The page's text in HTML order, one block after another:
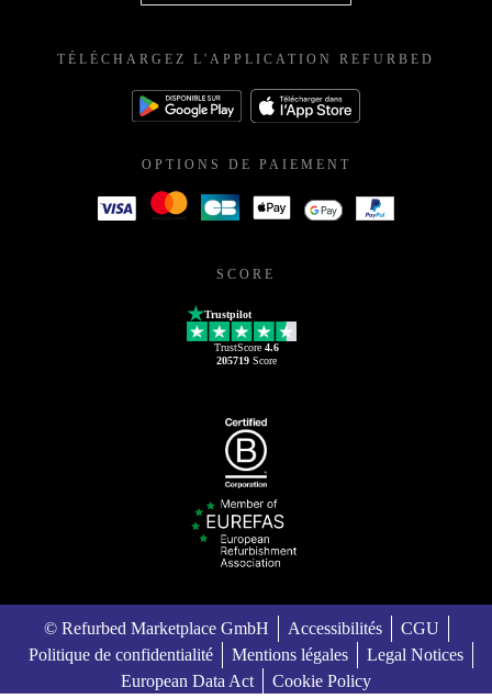
TÉLÉCHARGEZ L'APPLICATION REFURBED
OPTIONS DE PAIEMENT
SCORE
Trustpilot
TrustScore 4.6
205719Score
© Refurbed Marketplace GmbH Accessibilités
CGU
Politique de confidentialité
Mentions légales
Legal Notices
European Data Act
Cookie Policy